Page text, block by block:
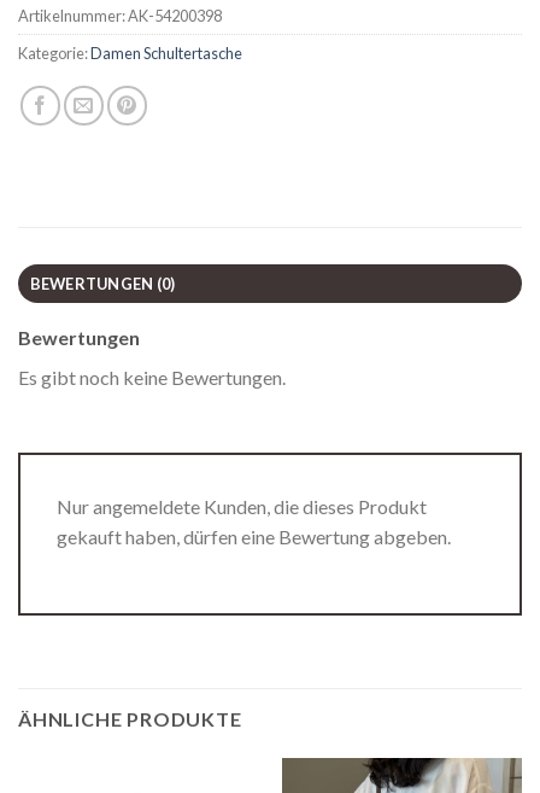
Artikelnummer:AK-54200398
Kategorie:Damen Schultertasche
BEWERTUNGEN (0)
Bewertungen
Es gibt noch keine Bewertungen.
Nur angemeldete Kunden, die dieses Produkt
gekauft haben, dürfen eine Bewertung abgeben.
ÄHNLICHE PRODUKTE